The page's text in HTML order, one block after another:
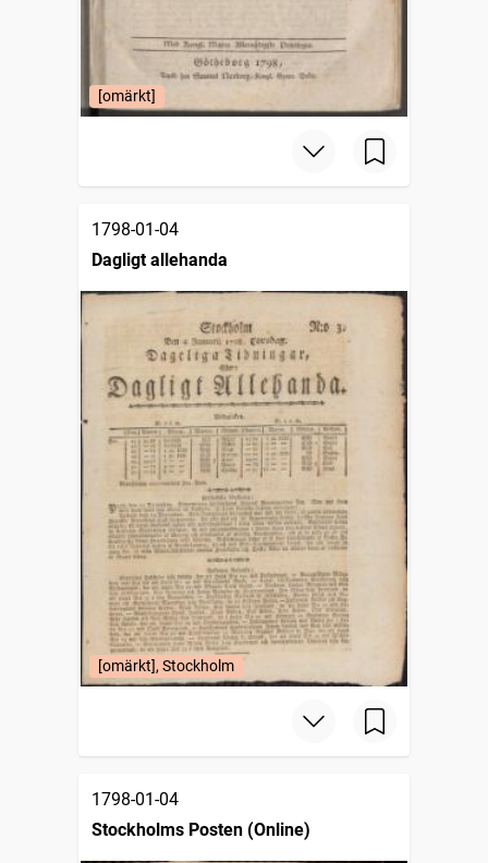
[omärkt]
1798-01-04
Dagligt allehanda
[omärkt], Stockholm
1798-01-04
Stockholms Posten (Online)